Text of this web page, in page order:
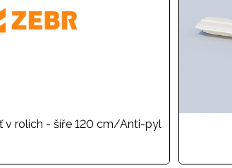
v rolích - šíře 120 cm/Anti-pyl